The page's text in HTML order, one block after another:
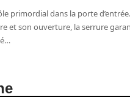
primordial dans la porte
et son ouverture, la serrure
…